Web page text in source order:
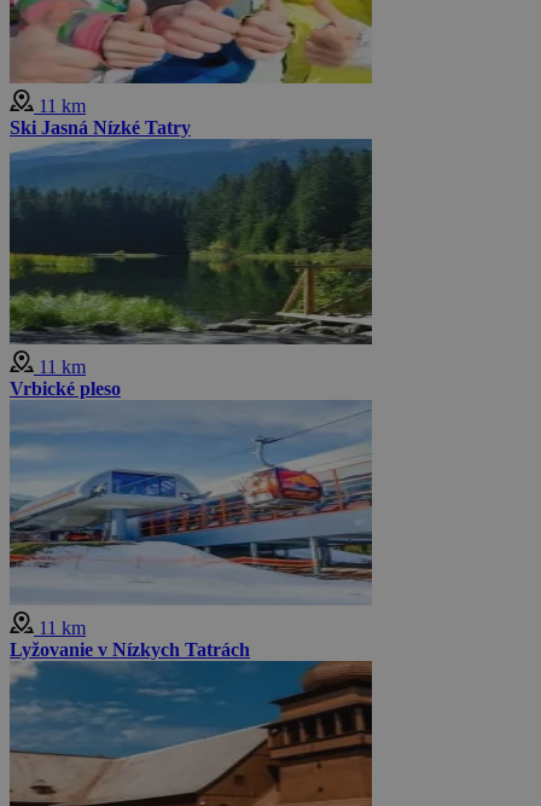
11 km
Ski Jasná Nízké Tatry
11 km
Vrbické pleso
11 km
Lyžovanie v Nízkych Tatrách